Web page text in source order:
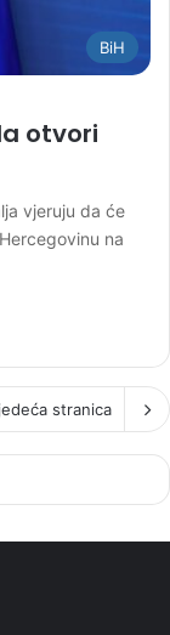
BiH
otvori
vjeruju da će
na
stranica